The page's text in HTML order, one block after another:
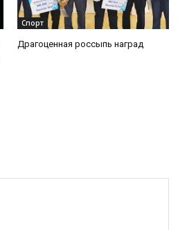
Спорт
Драгоценная россыпь наград